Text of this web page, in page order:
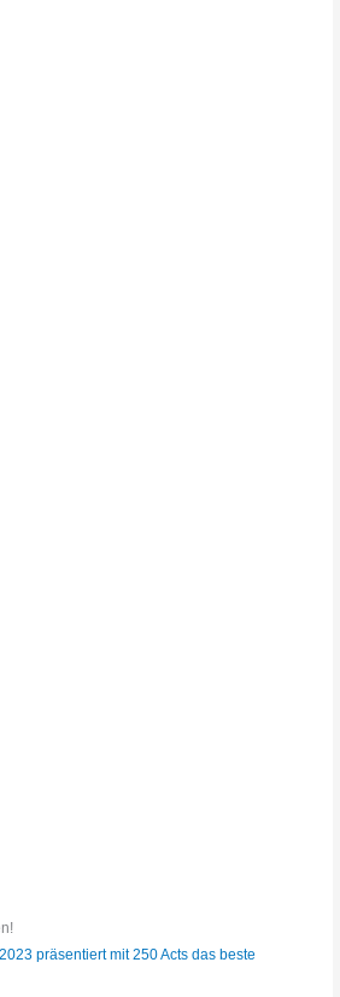
präsentiert mit 250 Acts das beste